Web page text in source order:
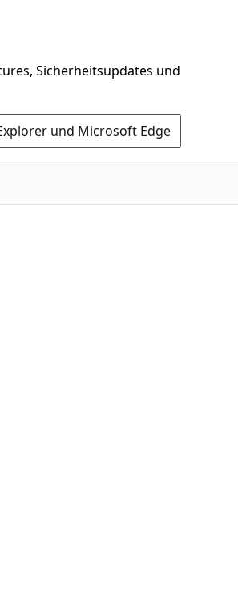
Sicherheitsupdates und
und Microsoft Edge